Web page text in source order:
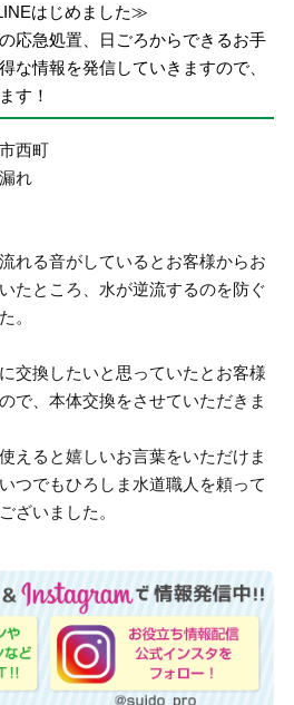
はじめました≫
応急処置、日ごろからできるお手
な情報を発信していきますので、
す！
西町
れ
れる音がしているとお客様からお
たところ、水が逆流するのを防ぐ
。
交換したいと思っていたとお客様
で、本体交換をさせていただきま
えると嬉しいお言葉をいただけま
つでもひろしま水道職人を頼って
ざいました。